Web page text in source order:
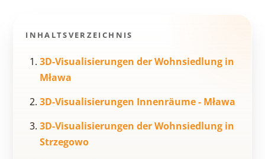
INHALTSVERZEICHNIS
3D-Visualisierungen der Wohnsiedlung in
Mława
3D-Visualisierungen Innenräume - Mława
3D-Visualisierungen der Wohnsiedlung in
Strzegowo